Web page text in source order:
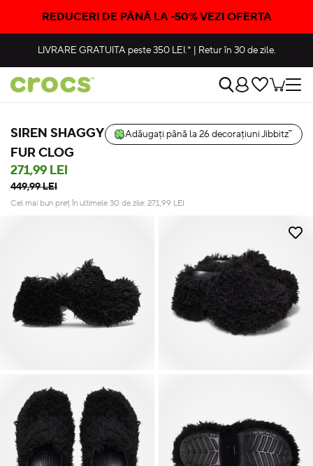
REDUCERI DE PÂNĂ LA -50% VEZI OFERTA
LIVRARE GRATUITApeste 350 LEI.* | Retur în 30 de zile.
SIREN SHAGGY
FUR CLOG
Adăugați până la 26 decorațiuni Jibbitz™
271,99 LEI
449,99 LEI
Cel mai bun preț în ultimele 30 de zile: 271,99 LEI